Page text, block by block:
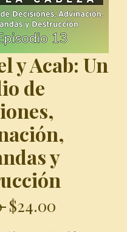
y Acab: Un
de
y
Regular
$24.00